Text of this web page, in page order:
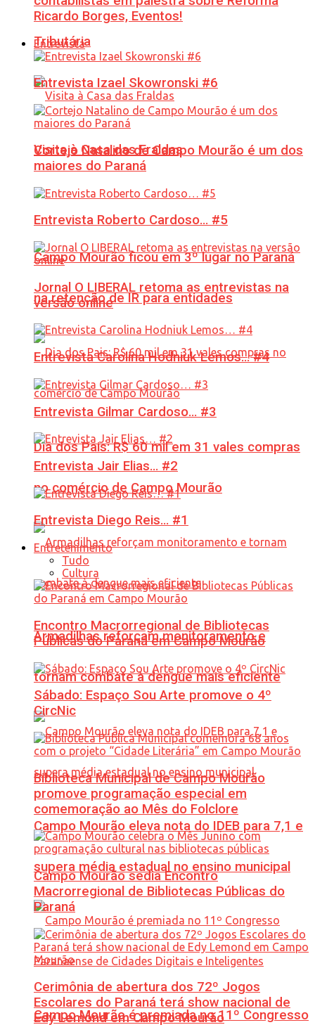
Tributária
Visita à Casa das Fraldas
Campo Mourão ficou em 3º lugar no Paraná
na retenção de IR para entidades
Dia dos Pais: R$ 60 mil em 31 vales compras
no comércio de Campo Mourão
Armadilhas reforçam monitoramento e
tornam combate à dengue mais eficiente
Campo Mourão eleva nota do IDEB para 7,1 e
supera média estadual no ensino municipal
Campo Mourão é premiada no 11º Congresso
Ricardo Borges, Eventos!
Entrevista
Entrevista Izael Skowronski #6
Cortejo Natalino de Campo Mourão é um dos
maiores do Paraná
Entrevista Roberto Cardoso… #5
Jornal O LIBERAL retoma as entrevistas na
versão online
Entrevista Carolina Hodniuk Lemos… #4
Entrevista Gilmar Cardoso… #3
Entrevista Jair Elias… #2
Entrevista Diego Reis… #1
Entretenimento
Tudo
Cultura
Encontro Macrorregional de Bibliotecas
Públicas do Paraná em Campo Mourão
Sábado: Espaço Sou Arte promove o 4º
CircNic
Biblioteca Municipal de Campo Mourão
promove programação especial em
comemoração ao Mês do Folclore
Campo Mourão sedia Encontro
Macrorregional de Bibliotecas Públicas do
Paraná
Cerimônia de abertura dos 72º Jogos
Escolares do Paraná terá show nacional de
Edy Lemond em Campo Mourão